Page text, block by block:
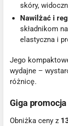
skóry,
Nawilżać i
składnikom
elastyczna i
Jego
wydajne –
różnicę.
Giga promocja
Obniżka ceny z